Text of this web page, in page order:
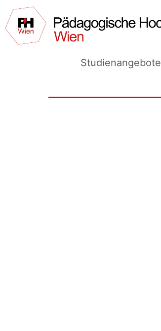
Studienangebote